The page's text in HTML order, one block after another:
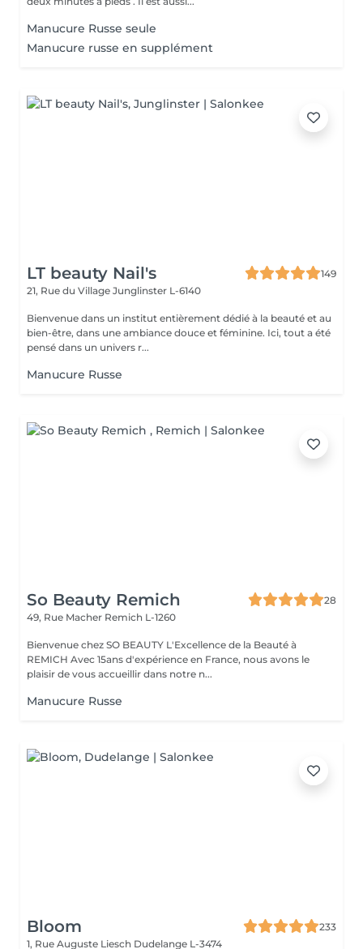
Manucure Russe seule
Manucure russe en supplément
LT beauty Nail's
149
21, Rue du Village Junglinster L-6140
Bienvenue dans un institut entièrement dédié à la beauté et au
bien-être, dans une ambiance douce et féminine. Ici, tout a été
pensé dans un univers r...
Manucure Russe
So Beauty Remich
28
49, Rue Macher Remich L-1260
Bienvenue chez SO BEAUTY L'Excellence de la Beauté à
REMICH Avec 15ans d'expérience en France, nous avons le
plaisir de vous accueillir dans notre n...
Manucure Russe
Bloom
233
1, Rue Auguste Liesch Dudelange L-3474